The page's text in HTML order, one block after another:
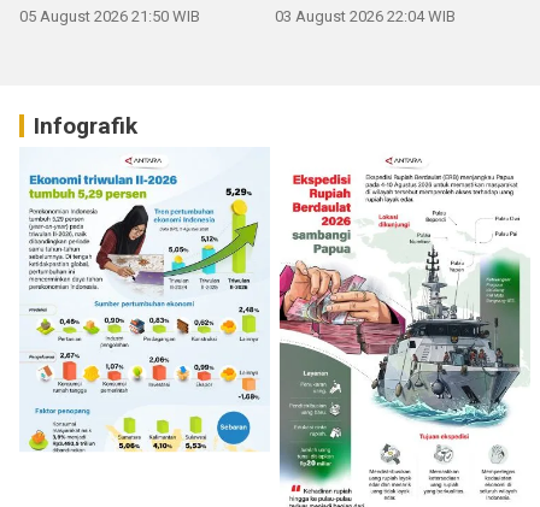
05 August 2026 21:50 WIB 03 August 2026 22:04 WIB
Infografik